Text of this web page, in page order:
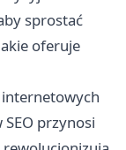
sprostać
oferuje
przynosi